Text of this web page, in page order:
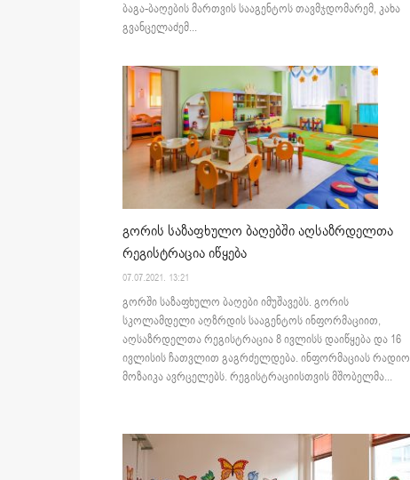
ბაგა-ბაღების მართვის სააგენტოს თავმჯდომარემ, კახა
გვანცელაძემ...
გორის საზაფხულო ბაღებში აღსაზრდელთა
რეგისტრაცია იწყება
07.07.2021. 13:21
გორში საზაფხულო ბაღები იმუშავებს. გორის
სკოლამდელი აღზრდის სააგენტოს ინფორმაციით,
აღსაზრდელთა რეგისტრაცია 8 ივლისს დაიწყება და 16
ივლისის ჩათვლით გაგრძელდება. ინფორმაციას რადიო
მოზაიკა ავრცელებს. რეგისტრაციისთვის მშობელმა...